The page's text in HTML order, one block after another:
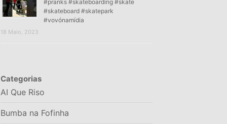
#pranks #skateboarding #skate
#skateboard #skatepark
#vovónamídia
18 Maio, 2023
Categorias
AI Que Riso
Bumba na Fofinha